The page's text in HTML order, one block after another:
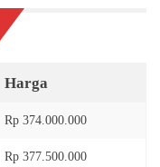
Harga
Rp 374.000.000
Rp 377.500.000